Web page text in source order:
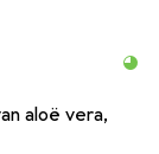
aloë vera,